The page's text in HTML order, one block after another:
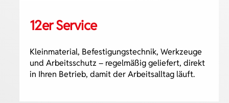
12er Service
Kleinmaterial, Befestigungstechnik, Werkzeuge
und Arbeitsschutz – regelmäßig geliefert, direkt
in Ihren Betrieb, damit der Arbeitsalltag läuft.